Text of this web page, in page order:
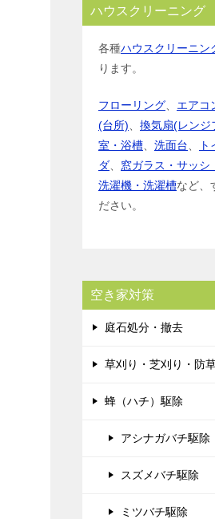
ハウスクリーニング
各種ハウスクリーニン
ります。
フローリング エアコ
(台所)
換気扇(レンジ
室・浴槽
洗面台 ト
ダ
窓ガラス・サッシ
洗濯機・洗濯槽など、
ださい。
空き家対策
庭石処分・撤去
草刈り・芝刈り・防
蜂（ハチ）駆除
アシナガバチ駆除
スズメバチ駆除
ミツバチ駆除